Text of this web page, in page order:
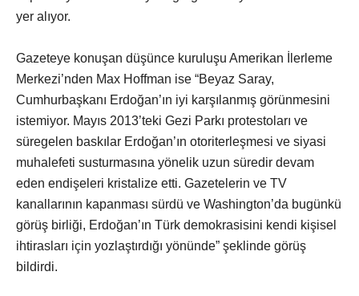
yer alıyor.
Gazeteye konuşan düşünce kuruluşu Amerikan İlerleme
Merkezi’nden Max Hoffman ise “Beyaz Saray,
Cumhurbaşkanı Erdoğan’ın iyi karşılanmış görünmesini
istemiyor. Mayıs 2013’teki Gezi Parkı protestoları ve
süregelen baskılar Erdoğan’ın otoriterleşmesi ve siyasi
muhalefeti susturmasına yönelik uzun süredir devam
eden endişeleri kristalize etti. Gazetelerin ve TV
kanallarının kapanması sürdü ve Washington’da bugünkü
görüş birliği, Erdoğan’ın Türk demokrasisini kendi kişisel
ihtirasları için yozlaştırdığı yönünde” şeklinde görüş
bildirdi.